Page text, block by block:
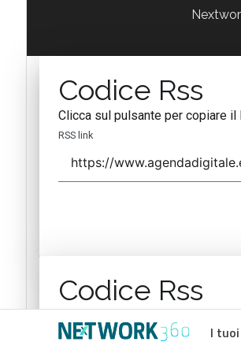
I
Codice Rss
Clicca sul pulsante per copiare il
RSS link
Codice Rss
RSS link